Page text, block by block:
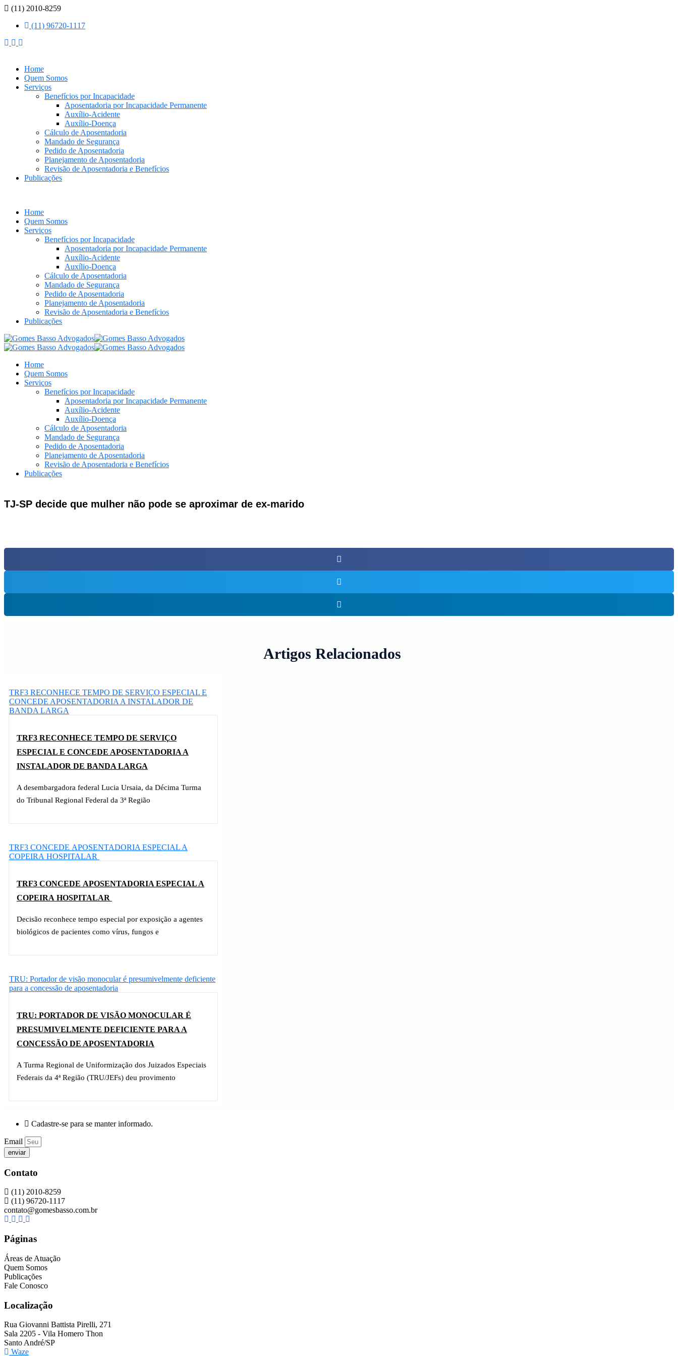
(11) 2010-8259
(11) 96720-1117
Home
Quem Somos
Serviços
Benefícios por Incapacidade
Aposentadoria por Incapacidade Permanente
Auxílio-Acidente
Auxílio-Doença
Cálculo de Aposentadoria
Mandado de Segurança
Pedido de Aposentadoria
Planejamento de Aposentadoria
Revisão de Aposentadoria e Benefícios
Publicações
Home
Quem Somos
Serviços
Benefícios por Incapacidade
Aposentadoria por Incapacidade Permanente
Auxílio-Acidente
Auxílio-Doença
Cálculo de Aposentadoria
Mandado de Segurança
Pedido de Aposentadoria
Planejamento de Aposentadoria
Revisão de Aposentadoria e Benefícios
Publicações
Home
Quem Somos
Serviços
Benefícios por Incapacidade
Aposentadoria por Incapacidade Permanente
Auxílio-Acidente
Auxílio-Doença
Cálculo de Aposentadoria
Mandado de Segurança
Pedido de Aposentadoria
Planejamento de Aposentadoria
Revisão de Aposentadoria e Benefícios
Publicações
TJ-SP decide que mulher não pode se aproximar de ex-marido
Artigos Relacionados
TRF3 RECONHECE TEMPO DE SERVIÇO ESPECIAL E
CONCEDE APOSENTADORIA A INSTALADOR DE
BANDA LARGA
TRF3 RECONHECE TEMPO DE SERVIÇO
ESPECIAL E CONCEDE APOSENTADORIA A
INSTALADOR DE BANDA LARGA
A desembargadora federal Lucia Ursaia, da Décima Turma
do Tribunal Regional Federal da 3ª Região
TRF3 CONCEDE APOSENTADORIA ESPECIAL A
COPEIRA HOSPITALAR
TRF3 CONCEDE APOSENTADORIA ESPECIAL A
COPEIRA HOSPITALAR
Decisão reconhece tempo especial por exposição a agentes
biológicos de pacientes como vírus, fungos e
TRU: Portador de visão monocular é presumivelmente deficiente
para a concessão de aposentadoria
TRU: PORTADOR DE VISÃO MONOCULAR É
PRESUMIVELMENTE DEFICIENTE PARA A
CONCESSÃO DE APOSENTADORIA
A Turma Regional de Uniformização dos Juizados Especiais
Federais da 4ª Região (TRU/JEFs) deu provimento
Cadastre-se para se manter informado.
Email
enviar
Contato
(11) 2010-8259
(11) 96720-1117
contato@gomesbasso.com.br
Páginas
Áreas de Atuação
Quem Somos
Publicações
Fale Conosco
Localização
Rua Giovanni Battista Pirelli, 271
Sala 2205 - Vila Homero Thon
Santo André/SP
Waze